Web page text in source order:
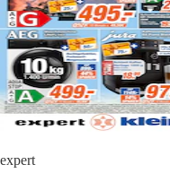
expert